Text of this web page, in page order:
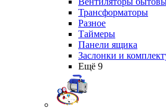
Трансформаторы
Разное
Таймеры
Панели ящика
Заслонки и
Ещё 9